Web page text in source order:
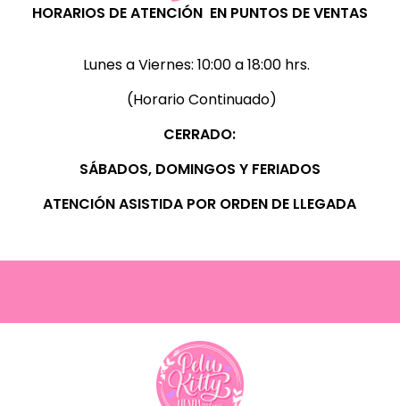
HORARIOS DE ATENCIÓN EN PUNTOS DE VENTAS
Lunes a Viernes: 10:00 a 18:00 hrs.
(Horario Continuado)
CERRADO:
SÁBADOS, DOMINGOS Y FERIADOS
ATENCIÓN ASISTIDA POR ORDEN DE LLEGADA